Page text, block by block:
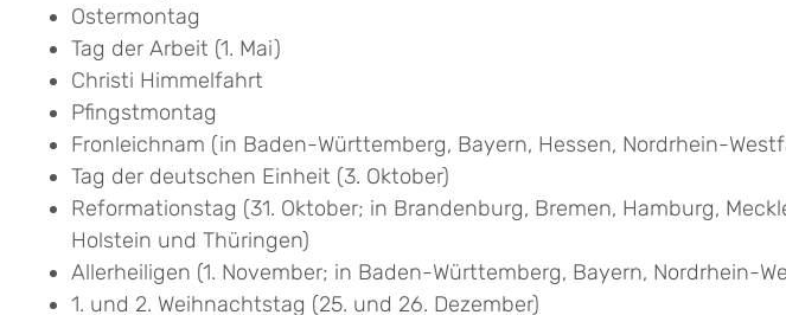
Ostermontag
Tag der Arbeit (1. Mai)
Christi Himmelfahrt
Pfingstmontag
Fronleichnam (in Baden-Württemberg, Bayern, Hessen, Nordrhein-
Tag der deutschen Einheit (3. Oktober)
Reformationstag (31. Oktober; in Brandenburg, Bremen, Hamburg,
Holstein und Thüringen)
Allerheiligen (1. November; in Baden-Württemberg, Bayern, Nordrhein-
1. und 2. Weihnachtstag (25. und 26. Dezember)